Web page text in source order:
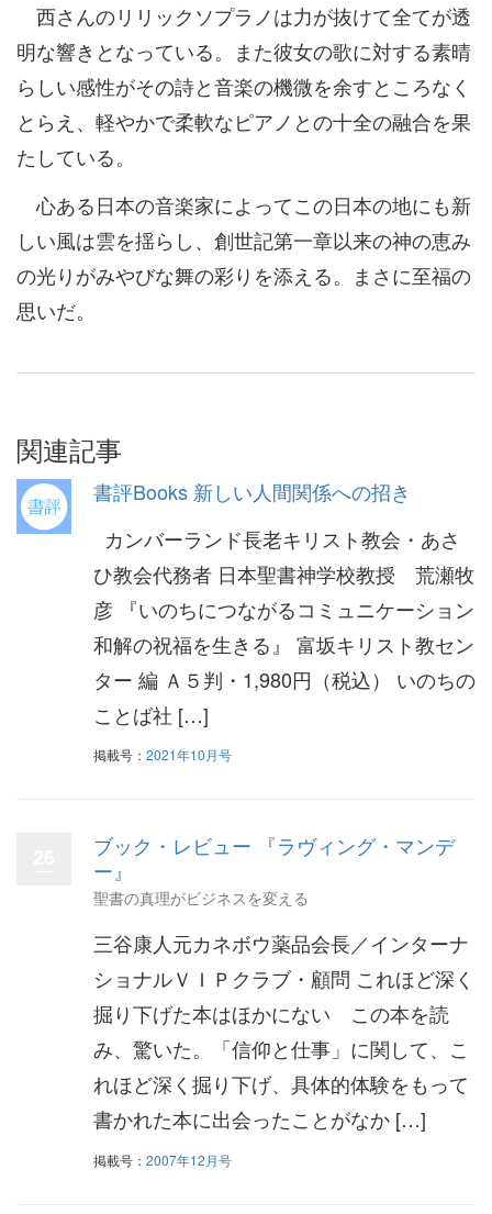
西さんのリリックソプラノは力が抜けて全てが透
明な響きとなっている。また彼女の歌に対する素晴
らしい感性がその詩と音楽の機微を余すところなく
とらえ、軽やかで柔軟なピアノとの十全の融合を果
たしている。
心ある日本の音楽家によってこの日本の地にも新
しい風は雲を揺らし、創世記第一章以来の神の恵み
の光りがみやびな舞の彩りを添える。まさに至福の
思いだ。
関連記事
書評Books 新しい人間関係への招き
カンバーランド長老キリスト教会・あさ
ひ教会代務者 日本聖書神学校教授 荒瀬牧
彦 『いのちにつながるコミュニケーション
和解の祝福を生きる』 富坂キリスト教セン
ター 編 Ａ５判・1,980円（税込） いのちの
ことば社 […]
掲載号： 2021年10月号
ブック・レビュー 『ラヴィング・マンデ
ー』
聖書の真理がビジネスを変える
三谷康人元カネボウ薬品会長／インターナ
ショナルＶＩＰクラブ・顧問 これほど深く
掘り下げた本はほかにない この本を読
み、驚いた。「信仰と仕事」に関して、こ
れほど深く掘り下げ、具体的体験をもって
書かれた本に出会ったことがなか […]
掲載号： 2007年12月号